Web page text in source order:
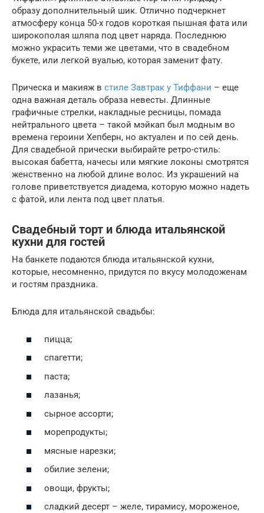
образу дополнительный шик. Отлично подчеркнет
атмосферу конца 50-х годов короткая пышная фата или
широкополая шляпа под цвет наряда. Последнюю
можно украсить теми же цветами, что в свадебном
букете, или легкой вуалью, которая заменит фату.
Прическа и макияж в стиле Завтрак у Тиффани – еще
одна важная деталь образа невесты. Длинные
графичные стрелки, накладные ресницы, помада
нейтрального цвета – такой мэйкап был модным во
времена героини Хепберн, но актуален и по сей день.
Для свадебной прически выбирайте ретро-стиль:
высокая бабетта, начесы или мягкие локоны смотрятся
женственно на любой длине волос. Из украшений на
голове приветствуется диадема, которую можно надеть
с фатой, или лента под цвет платья.
Свадебный торт и блюда итальянской
кухни для гостей
На банкете подаются блюда итальянской кухни,
которые, несомненно, придутся по вкусу молодоженам
и гостям праздника.
Блюда для итальянской свадьбы:
пицца;
спагетти;
паста;
лазанья;
сырное ассорти;
морепродукты;
мясные нарезки;
обилие зелени;
овощи, фрукты;
сладкий десерт – желе, тирамису, мороженое,